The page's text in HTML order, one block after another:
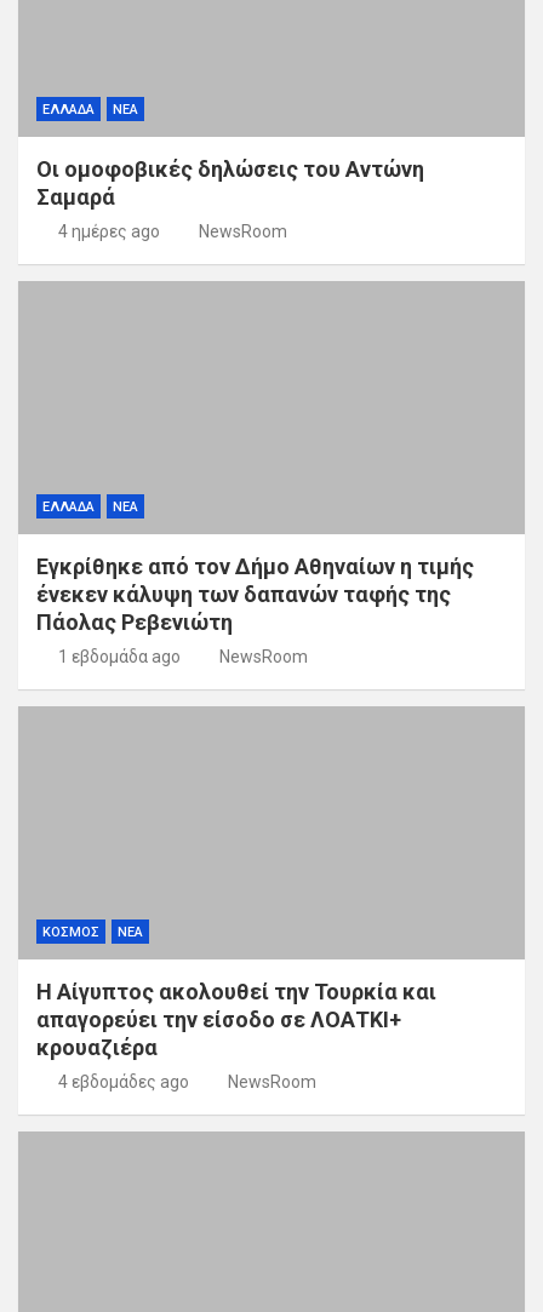
ΕΛΛΑΔΑ ΝΕΑ
Οι ομοφοβικές δηλώσεις του Αντώνη
Σαμαρά
4 ημέρες ago NewsRoom
ΕΛΛΑΔΑ ΝΕΑ
Εγκρίθηκε από τον Δήμο Αθηναίων η τιμής
ένεκεν κάλυψη των δαπανών ταφής της
Πάολας Ρεβενιώτη
1 εβδομάδα ago NewsRoom
ΚΟΣΜΟΣ ΝΕΑ
Η Αίγυπτος ακολουθεί την Τουρκία και
απαγορεύει την είσοδο σε ΛΟΑΤΚΙ+
κρουαζιέρα
4 εβδομάδες ago NewsRoom